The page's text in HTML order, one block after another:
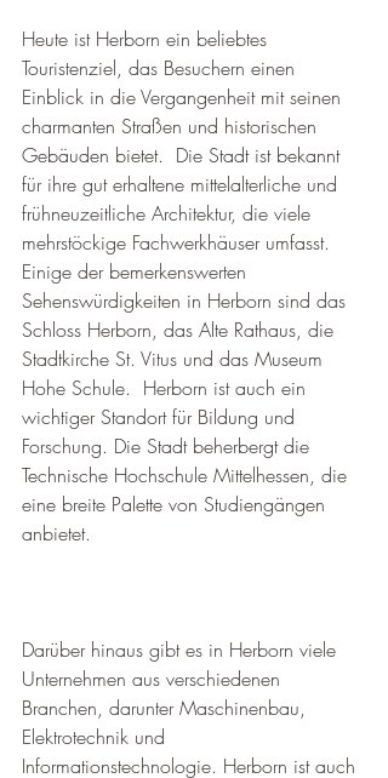
Heute ist Herborn ein beliebtes
Touristenziel, das Besuchern einen
Einblick in die Vergangenheit mit seinen
charmanten Straßen und historischen
Gebäuden bietet.  Die Stadt ist bekannt
für ihre gut erhaltene mittelalterliche und
frühneuzeitliche Architektur, die viele
mehrstöckige Fachwerkhäuser umfasst.
Einige der bemerkenswerten
Sehenswürdigkeiten in Herborn sind das
Schloss Herborn, das Alte Rathaus, die
Stadtkirche St. Vitus und das Museum
Hohe Schule.  Herborn ist auch ein
wichtiger Standort für Bildung und
Forschung. Die Stadt beherbergt die
Technische Hochschule Mittelhessen, die
eine breite Palette von Studiengängen
anbietet.
Darüber hinaus gibt es in Herborn viele
Unternehmen aus verschiedenen
Branchen, darunter Maschinenbau,
Elektrotechnik und
Informationstechnologie. Herborn ist auch